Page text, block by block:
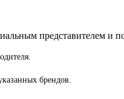
представителем и
брендов.